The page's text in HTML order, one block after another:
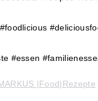
#essen
|Food|Rezepte